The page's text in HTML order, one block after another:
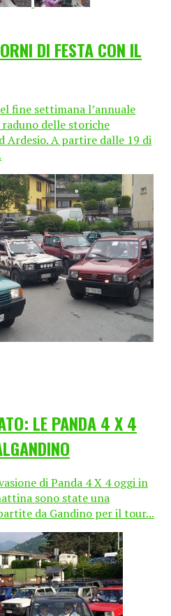
DI FESTA CON IL
fine settimana l’annuale
delle storiche
Ardesio. A partire dalle 19 di
LE PANDA 4 X 4
di Panda 4 X 4 oggi in
sono state una
da Gandino per il tour...